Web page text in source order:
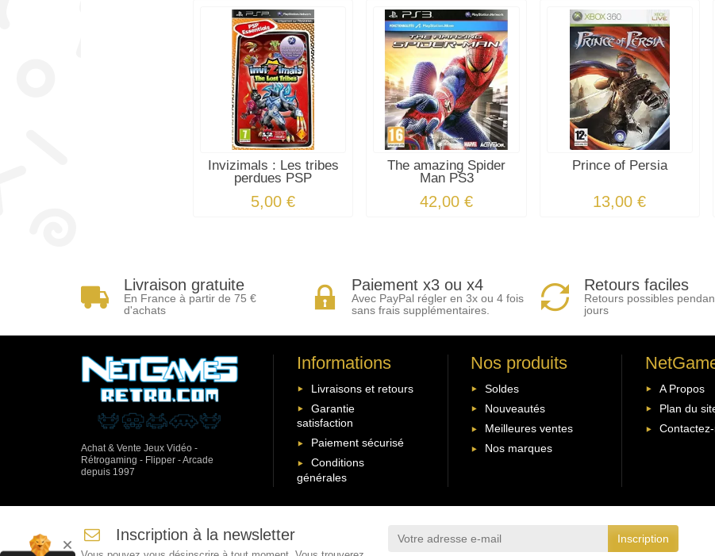
Invizimals : Les tribes
perdues PSP
5,00 €
The amazing Spider
Man PS3
42,00 €
Prince of Persia
13,00 €
Livraison gratuite
En France à partir de 75 €
d'achats
Paiement x3 ou x4
Avec PayPal régler en 3x ou 4 fois
sans frais supplémentaires.
Retours faciles
Retours possibles
jours
Achat & Vente Jeux Vidéo -
Rétrogaming - Flipper - Arcade
depuis 1997
Informations
Livraisons et retours
Garantie
satisfaction
Paiement sécurisé
Conditions
générales
Nos produits
Soldes
Nouveautés
Meilleures ventes
Nos marques
A Propos
Plan du
Inscription à la newsletter